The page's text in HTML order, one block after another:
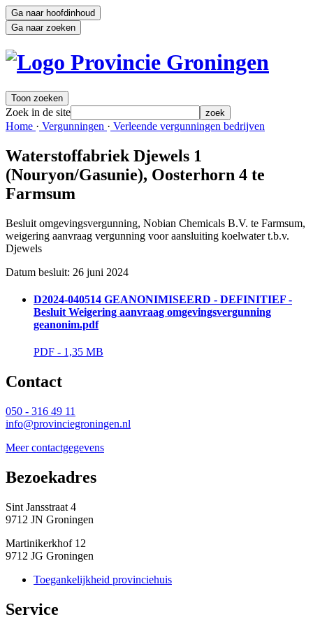
Ga naar hoofdinhoud
Ga naar zoeken
Toon zoeken
Zoek in de site zoek
Home · Vergunningen · Verleende vergunningen bedrijven
Waterstoffabriek Djewels 1
(Nouryon/Gasunie), Oosterhorn 4 te
Farmsum
Besluit omgevingsvergunning, Nobian Chemicals B.V. te Farmsum,
weigering aanvraag vergunning voor aansluiting koelwater t.b.v.
Djewels
Datum besluit: 26 juni 2024
D2024-040514 GEANONIMISEERD - DEFINITIEF -
Besluit Weigering aanvraag omgevingsvergunning
geanonim.pdf
PDF - 1,35 MB
Contact
050 - 316 49 11
info@provinciegroningen.nl
Meer contactgegevens
Bezoekadres
Sint Jansstraat 4
9712 JN Groningen
Martinikerkhof 12
9712 JG Groningen
Toegankelijkheid provinciehuis
Service